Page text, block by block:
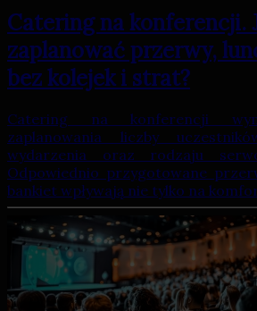
Catering na konferencji.
zaplanować przerwy,
bez kolejek i strat?
Catering na konferencji
zaplanowania liczby
wydarzenia oraz rodzaju
Odpowiednio przygotowane
bankiet wpływają nie tylko na